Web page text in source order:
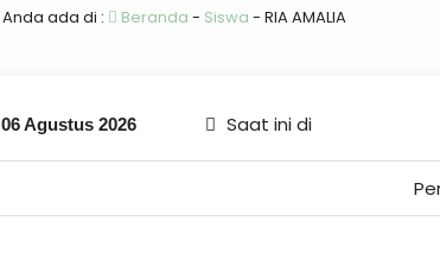
Anda ada di : Beranda - Siswa - RIA AMALIA
06 Agustus 2026 Saat ini di